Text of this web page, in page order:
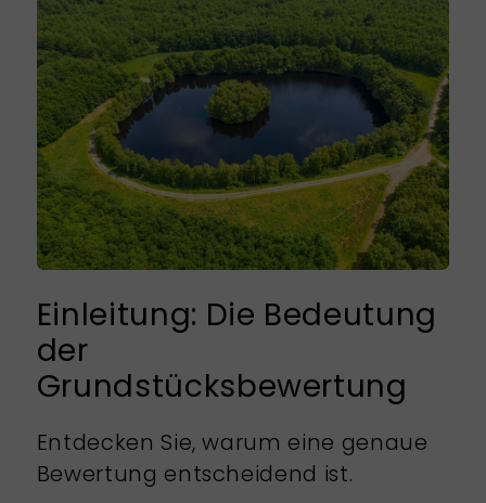
Einleitung: Die Bedeutung
der
Grundstücksbewertung
Entdecken Sie, warum eine genaue
Bewertung entscheidend ist.